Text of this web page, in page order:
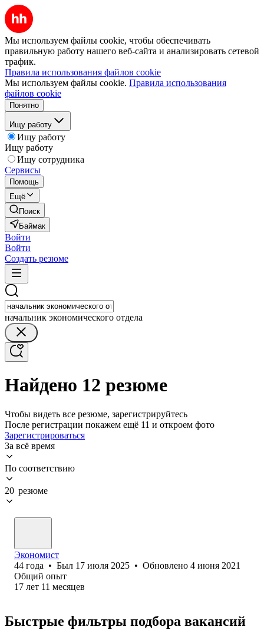
Мы используем файлы cookie, чтобы обеспечивать
правильную работу нашего веб-сайта и анализировать сетевой
трафик.
Правила использования файлов cookie
Мы используем файлы cookie. Правила использования
файлов cookie
Понятно
Ищу работу
Ищу работу
Ищу работу
Ищу сотрудника
Сервисы
Помощь
Ещё
Поиск
Баймак
Войти
Войти
Создать резюме
начальник экономического отдела
Найдено 12 резюме
Чтобы видеть все резюме, зарегистрируйтесь
После регистрации покажем ещё 11 и откроем фото
Зарегистрироваться
За всё время
По соответствию
20 резюме
Экономист
44 года • Был 17 июля 2025 • Обновлено 4 июня 2021
Общий опыт
17 лет 11 месяцев
Быстрые фильтры подбора вакансий